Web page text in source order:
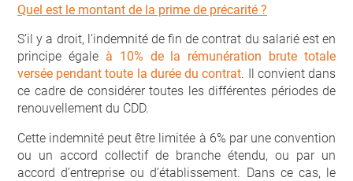
Quel est le montant de la prime de précarité ?
S’il y a droit, l’indemnité de fin de contrat du salarié est en
principe égale à 10% de la rémunération brute totale
versée pendant toute la durée du contrat. Il convient dans
ce cadre de considérer toutes les différentes périodes de
renouvellement du CDD.
Cette indemnité peut être limitée à 6% par une convention
ou un accord collectif de branche étendu, ou par un
accord d’entreprise ou d’établissement. Dans ce cas, le